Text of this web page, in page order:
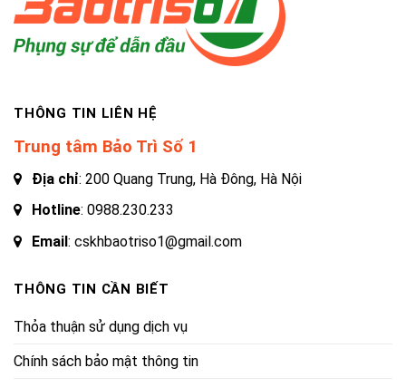
THÔNG TIN LIÊN HỆ
Trung tâm Bảo Trì Số 1
Địa chỉ: 200 Quang Trung, Hà Đông, Hà Nội
Hotline: 0988.230.233
Email: cskhbaotriso1@gmail.com
THÔNG TIN CẦN BIẾT
Thỏa thuận sử dụng dịch vụ
Chính sách bảo mật thông tin